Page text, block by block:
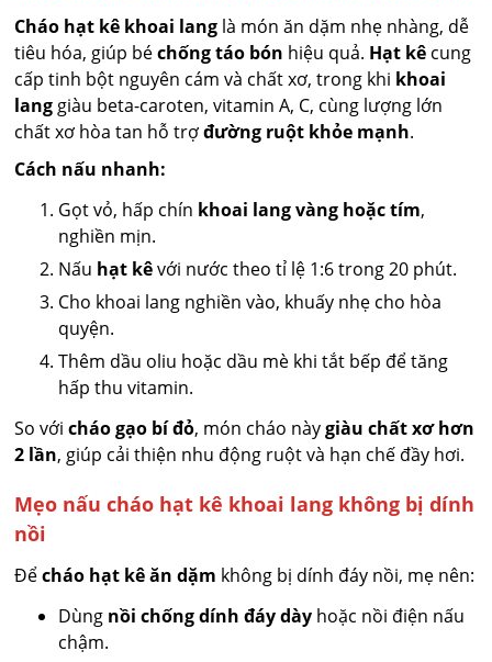
Cháo hạt kê khoai lang là món ăn dặm nhẹ nhàng, dễ
tiêu hóa, giúp béchống táo bón hiệu quả. Hạt kê cung
cấp tinh bột nguyên cám và chất xơ, trong khi khoai
lang giàu beta-caroten, vitamin A, C, cùng lượng lớn
chất xơ hòa tan hỗ trợđường ruột khỏe mạnh.
Cách nấu nhanh:
Gọt vỏ, hấp chín khoai lang vàng hoặc tím,
nghiền mịn.
Nấu hạt kêvới nước theo tỉ lệ 1:6 trong 20 phút.
Cho khoai lang nghiền vào, khuấy nhẹ cho hòa
quyện.
Thêm dầu oliu hoặc dầu mè khi tắt bếp để tăng
hấp thu vitamin.
So vớicháo gạo bí đỏ, món cháo nàygiàu chất xơ hơn
2 lần, giúp cải thiện nhu động ruột và hạn chế đầy hơi.
Mẹo nấu cháo hạt kê khoai lang không bị dính
nồi
Đểcháo hạt kê ăn dặm không bị dính đáy nồi, mẹ nên:
Dùng nồi chống dính đáy dày hoặc nồi điện nấu
chậm.